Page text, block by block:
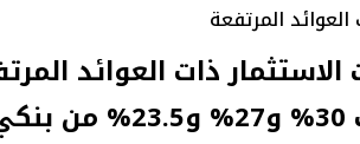
المرتفعة
ذات العوائد
تعرف على مصير شهادات 30%